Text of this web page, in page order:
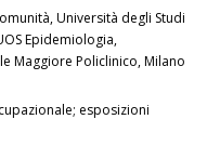
Università degli Studi
Epidemiologia,
Maggiore Policlinico, Milano
esposizioni